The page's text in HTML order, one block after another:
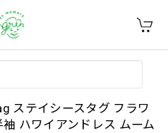
ステイシースタグ フラワ
ハワイアンドレス ムーム